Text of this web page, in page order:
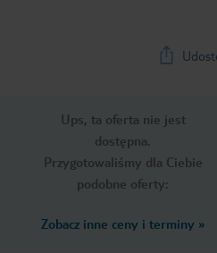
Ups, ta oferta nie jest
dostępna.
Przygotowaliśmy dla Ciebie
podobne oferty:
Zobacz inne ceny i terminy »
Bardzo